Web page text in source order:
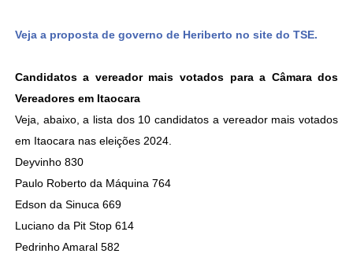
Veja a proposta de governo de Heriberto no site do TSE.
Candidatos a vereador mais votados para a Câmara dos
Vereadores em Itaocara
Veja, abaixo, a lista dos 10 candidatos a vereador mais votados
em Itaocara nas eleições 2024.
Deyvinho 830
Paulo Roberto da Máquina 764
Edson da Sinuca 669
Luciano da Pit Stop 614
Pedrinho Amaral 582